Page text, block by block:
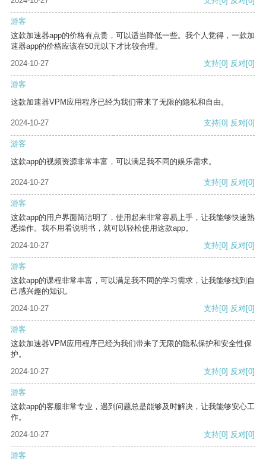
游客
这款加速器app的价格有点贵，可以适当降低一些。我个人觉得，一款加
速器app的价格应该在50元以下才比较合理。
2024-10-27
支持[0] 反对[0]
游客
这款加速器VPM应用程序已经为我们带来了无限的隐私和自由。
2024-10-27 支持[0] 反对[0]
游客
这款app的视频资源非常丰富，可以满足我不同的娱乐需求。
2024-10-27 支持[0] 反对[0]
游客
这款app的用户界面简洁明了，使用起来非常容易上手，让我能够快速熟
悉操作。我不用看说明书，就可以轻松使用这款app。
2024-10-27
支持[0] 反对[0]
游客
这款app的课程非常丰富，可以满足我不同的学习需求，让我能够找到自
己感兴趣的知识。
2024-10-27
支持[0] 反对[0]
游客
这款加速器VPM应用程序已经为我们带来了无限的隐私保护和安全性保
护。
2024-10-27
支持[0] 反对[0]
游客
这款app的客服非常专业，遇到问题总是能够及时解决，让我能够安心工
作。
2024-10-27
支持[0] 反对[0]
游客